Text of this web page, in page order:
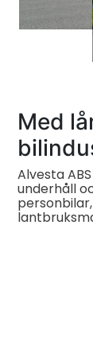
Med
Alvesta
underhåll